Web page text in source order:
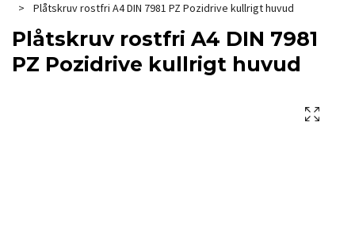
Plåtskruv rostfri A4 DIN 7981 PZ Pozidrive kullrigt huvud
Plåtskruv rostfri A4 DIN 7981
PZ Pozidrive kullrigt huvud